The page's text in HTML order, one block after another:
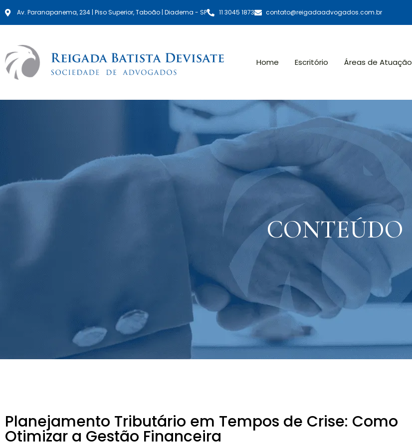
Av. Paranapanema, 234 | Piso Superior, Taboão | Diadema - SP 11 3045 1873 contato@reigadaadvogados.com.br
Home Escritório Áreas de Atuação
CONTEÚDO
Planejamento Tributário em Tempos de Crise: Como
Otimizar a Gestão Financeira